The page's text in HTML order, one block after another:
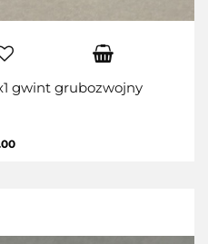
gwint grubozwojny